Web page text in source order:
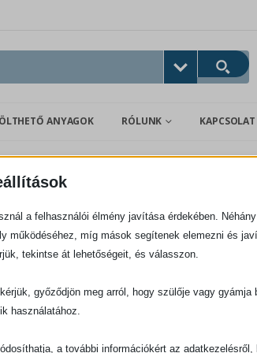
ANYAGOK RÓLUNK KAPCSOLAT
INFORMÁCIÓK
a felhasználói élmény javítása érdekében. Néhány
működéséhez, míg mások segítenek elemezni és
tekintse át lehetőségeit, és válasszon.
győződjön meg arról, hogy szülője vagy gyámja
használatához.
a további információkért az